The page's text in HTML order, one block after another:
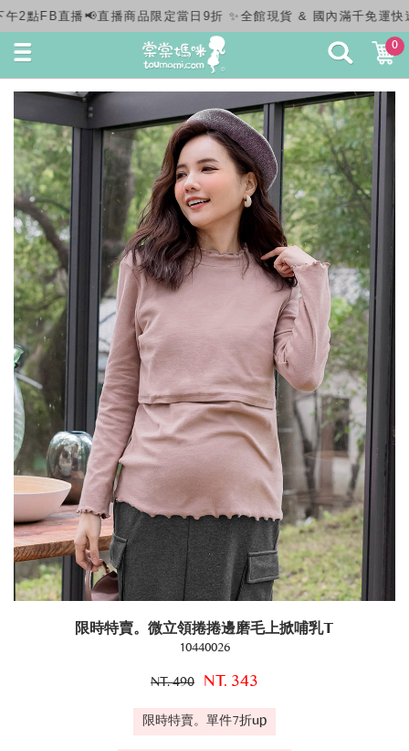
滿千免運快速出貨✨
0
限時特賣。微立領捲捲邊磨毛上掀哺乳T
10440026
NT. 490 NT. 343
限時特賣。單件7折up